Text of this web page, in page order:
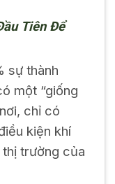
Tiên Để
sự thành
một “giống
chỉ có
kiện khí
trường của